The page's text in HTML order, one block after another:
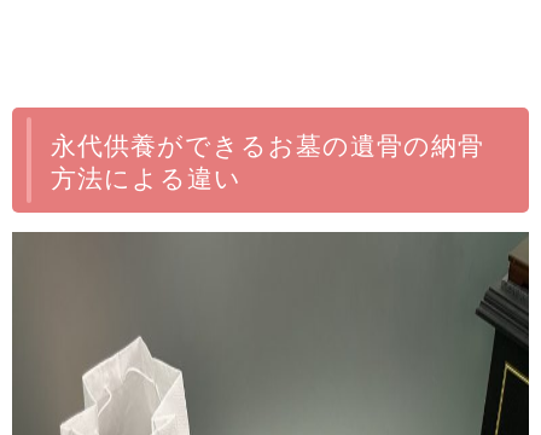
永代供養ができるお墓の遺骨の納骨
方法による違い